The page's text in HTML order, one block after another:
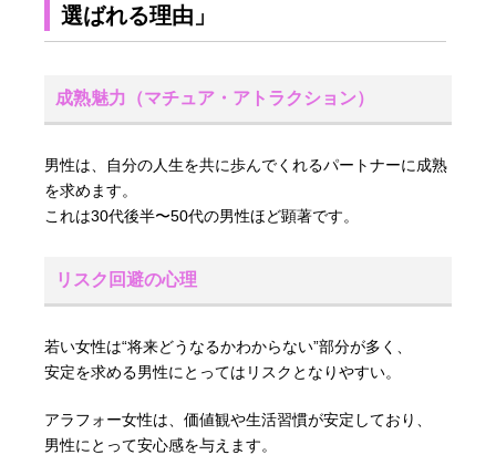
選ばれる理由」
成熟魅力（マチュア・アトラクション）
男性は、自分の人生を共に歩んでくれるパートナーに成熟
を求めます。
これは30代後半〜50代の男性ほど顕著です。
リスク回避の心理
若い女性は“将来どうなるかわからない”部分が多く、
安定を求める男性にとってはリスクとなりやすい。
アラフォー女性は、価値観や生活習慣が安定しており、
男性にとって安心感を与えます。